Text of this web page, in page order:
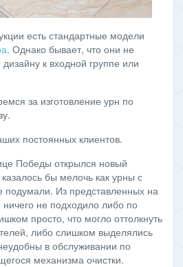
есть стандартные модели
. Однако бывает, что они не
к входной группе или
за изготовление урн по
постоянных клиентов.
Победы открылся новый
бы мелочь как урны с
подумали. Из представленных на
ничего не подходило либо по
просто, что могло оттолкнуть
либо слишком выделялись
в обслуживании по
механизма очистки.